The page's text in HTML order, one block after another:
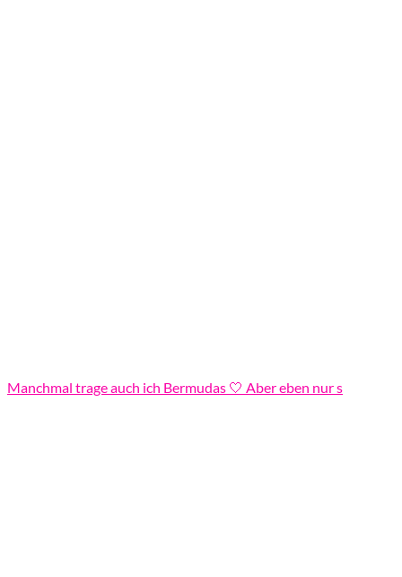
Manchmal trage auch ich Bermudas 🤍 Aber eben nur s